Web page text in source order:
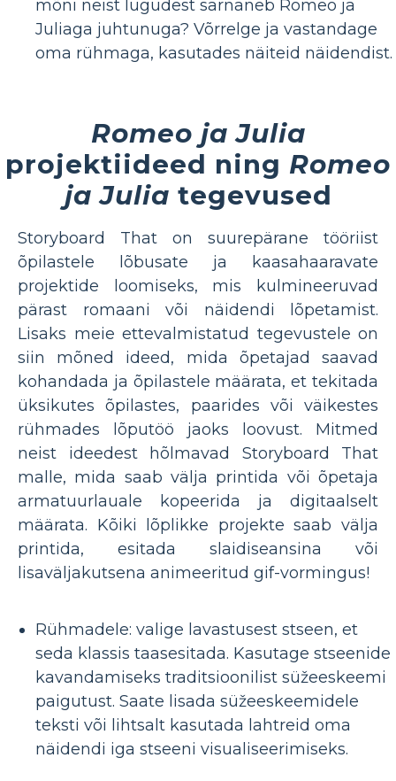
mõni neist lugudest sarnaneb Romeo ja
Juliaga juhtunuga? Võrrelge ja vastandage
oma rühmaga, kasutades näiteid näidendist.
Romeo ja Julia
projektiideed ning Romeo
ja Julia tegevused
Storyboard That on suurepärane tööriist
õpilastele lõbusate ja kaasahaaravate
projektide loomiseks, mis kulmineeruvad
pärast romaani või näidendi lõpetamist.
Lisaks meie ettevalmistatud tegevustele on
siin mõned ideed, mida õpetajad saavad
kohandada ja õpilastele määrata, et tekitada
üksikutes õpilastes, paarides või väikestes
rühmades lõputöö jaoks loovust. Mitmed
neist ideedest hõlmavad Storyboard That
malle, mida saab välja printida või õpetaja
armatuurlauale kopeerida ja digitaalselt
määrata. Kõiki lõplikke projekte saab välja
printida, esitada slaidiseansina või
lisaväljakutsena animeeritud gif-vormingus!
Rühmadele: valige lavastusest stseen, et
seda klassis taasesitada. Kasutage stseenide
kavandamiseks traditsioonilist süžeeskeemi
paigutust. Saate lisada süžeeskeemidele
teksti või lihtsalt kasutada lahtreid oma
näidendi iga stseeni visualiseerimiseks.